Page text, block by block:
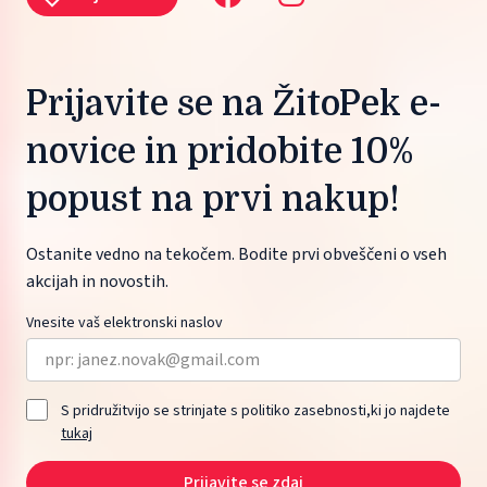
Prijavite se na ŽitoPek e-
novice in pridobite 10%
popust na prvi nakup!
Ostanite vedno na tekočem. Bodite prvi obveščeni o vseh
akcijah in novostih.
Vnesite vaš elektronski naslov
S pridružitvijo se strinjate s politiko zasebnosti,ki jo najdete
tukaj